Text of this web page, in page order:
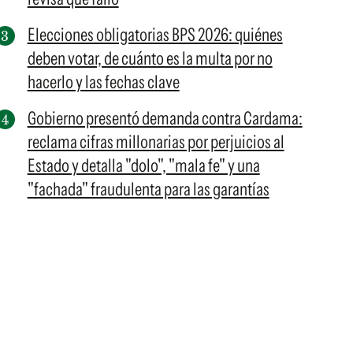
Elecciones obligatorias BPS 2026: quiénes
deben votar, de cuánto es la multa por no
hacerlo y las fechas clave
Gobierno presentó demanda contra Cardama:
reclama cifras millonarias por perjuicios al
Estado y detalla "dolo", "mala fe" y una
"fachada" fraudulenta para las garantías